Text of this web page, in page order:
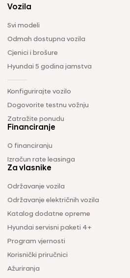
Vozila
Svi modeli
Odmah dostupna vozila
Cjenici i brošure
Hyundai 5 godina jamstva
Konfigurirajte vozilo
Dogovorite testnu vožnju
Zatražite ponudu
Financiranje
O financiranju
Izračun rate leasinga
Za vlasnike
Održavanje vozila
Održavanje električnih vozila
Katalog dodatne opreme
Hyundai servisni paketi 4+
Program vjernosti
Korisnički priručnici
Ažuriranja